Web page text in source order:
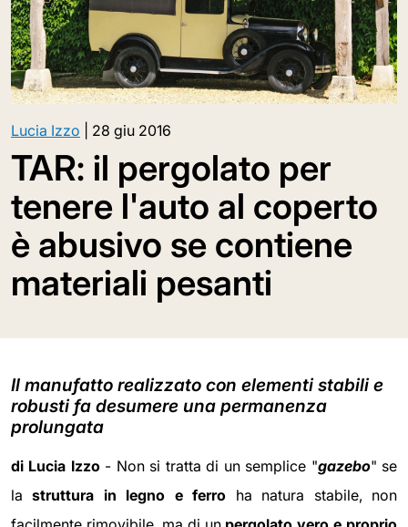
Lucia Izzo 28 giu 2016
TAR: il pergolato per
tenere l'auto al coperto
è abusivo se contiene
materiali pesanti
Il manufatto realizzato con elementi stabili e
robusti fa desumere una permanenza
prolungata
di Lucia Izzo- Non si tratta di un semplice "gazebo" se
lastruttura in legno e ferro ha natura stabile, non